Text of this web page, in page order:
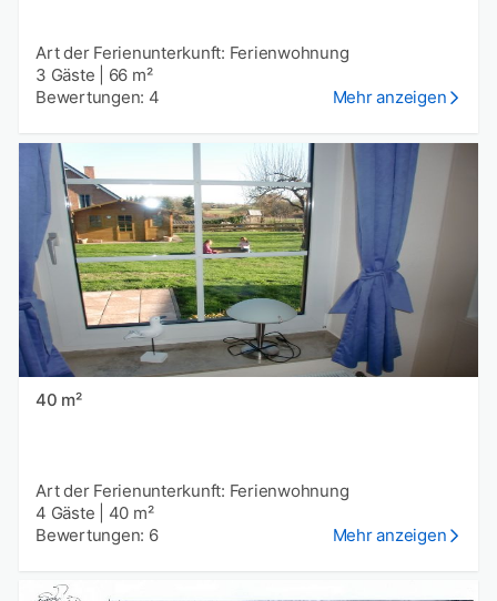
Art der Ferienunterkunft: Ferienwohnung
3 Gäste
66 m²
Bewertungen: 4
Mehr anzeigen
40 m²
Art der Ferienunterkunft: Ferienwohnung
4 Gäste
40 m²
Bewertungen: 6
Mehr anzeigen